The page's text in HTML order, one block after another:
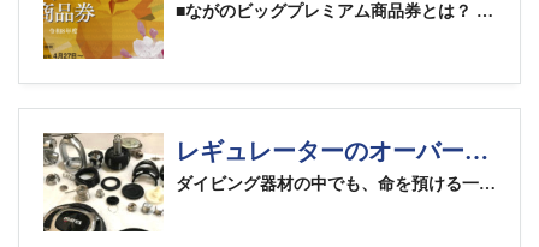
■ながのビッグプレミアム商品券とは？ 国の「重点支援地方交付金」を活用し、長野市民の皆様を対象に発行される、プレミアム率50%のお得な商品券です。（10,000円で15,000円分のお買い物が可能です！）参照：ながのビッグプレミアム商品券 公式サイト 長野市からの広報や申し込みハガキですでにご存じの方も多いかと思いますが、いよいよ令和8年3月2日（月）より申し込みが開始されます。 この「ながのビッグプレミアム商品券」は、ドルフィンズドリームでもすべてのお支払いにご使用いただけます！ 【利用可能な券種】 ・大型店・中小店共通券 ・中小店専用券 ※すべての券種がご利用可能です 【対象商品】 ドルフィンズドリームで取り扱っているツアー、ダイビング器材、ライセンス講習など、すべてが商品券の利用対象となります。高額な器材や講習も、この機会なら実質33%オフ（プレミアム分でお得）に！ [商品券のお申込期間]令和8年3月2日（月）～ 令和8年3月31日（火）まで [商品券のご利用期間]令和8年4月27日（月）～ 令和8年8月31日（月）まで 取扱店は、下記の公式サイトから検索可能です。取扱加盟店検索はこちら ちなみに、ドルフィンズドリームを探す際は…… 分類： 小売業 業種： スポーツ用品小売業 エリア： 古牧・三輪・吉田・若槻で検索していただくと、スムーズに見つかります！ こちらの商品にもご利用いただけます！ お得なこの機会に、ぜひ皆様のダイビングライフにお役立てください。ご利用を心よりお待ちしております！
レギュレーターのオーバーホールは必要？頻度と理由を解説
ダイビング器材の中でも、命を預ける一番大切なものの一つ、それが レギュレーター です。 「年に数回しか潜っていないから大丈夫」「前回出してからあまり使ってない」 そんなふうに思っていませんか？実はこれ、油断の元なのです。 ■ 使っていなくても、劣化は進みます レギュレーターの内部にはゴム製のＯリングやバルブシートなど、時間の経過で劣化しやすいパーツが多く使われています。たとえ潜る機会が少なくても、 ✔︎ ゴムが硬くなる✔︎ 弾性が落ちる✔︎ 小さな隙間からエア漏れする などのリスクは時間とともに進行します。 また、水分や塩分が残ったままだと、内部の金属パーツにも悪影響が出ることがあります。つまり 「使っていないから安心」は間違い なのです。 ■ オーバーホールをするメリット 〜安心して潜るために〜 一般的には“１年に１回、または１００ダイブごとのオーバーホール”が推奨されています。年間１００本以上潜る方は限られるかと思いますので、基本的には１年に１回のペースが目安となりますね！ 定期的にオーバーホールをすると、 ✔︎ 呼吸が軽く、快適になる✔︎ エア漏れやフリーフローなどのトラブル予防✔︎ 器材の寿命が伸びる✔︎ 安心して海に潜れる といったメリットがあります。安全なダイビングのためには、海の中でトラブルが起こる前に、安心して使える器材をしっかり準備しておくことが大切です。 ◎ 今だけ！ レギュレーターオーバーホール“ちょい得”キャンペーン開催中！ （〜３／２２受付分まで） 期間中に レギュレーター（１ｓｔ／２ｎｄステージ＋オクトパス一式）のオーバーホール をご依頼いただくと、通常は有料の 残圧計スイベル部のオーバーホール（￥２,７５０） を 無料サービス！いたします。 ※交換用Oリング代などの有償パーツ費用は別途必要です。※オーバーホールには通常 ３週間〜１ヶ月程度 お預かりしますので、ご予定のある方はお早めにご依頼ください。 ■ 安全で快適なダイビングを 安心して海に潜るためには、器材のメンテナンスが不可欠です。特にレギュレーターは、いつでも快適に呼吸できる状態を保つことが命に直結します。 この機会にぜひ、定期的な点検・オーバーホールで安全意識をアップデートしませんか？ ご相談・お申し込みは、ドルフィンズドリームまでお気軽に！ キャンペーンについてはこちらをご確認ください！